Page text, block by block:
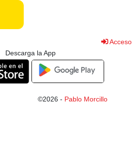
Acceso
Descarga la App
©2026 - Pablo Morcillo